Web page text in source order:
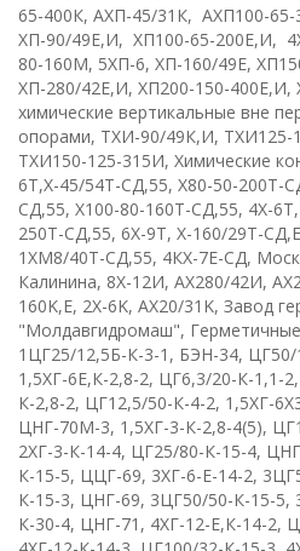
65-400К, АХП-45/31К, АХП100-65-
ХП-90/49Е,И, ХП100-65-200Е,И,
80-160М, 5ХП-6, ХП-160/49Е,
ХП-280/42Е,И, ХП200-150-400Е,И,
химические вертикальные вне
опорами, ТХИ-90/49К,И, ТХИ125-
ТХИ150-125-315И, Химические
6T,Х-45/54Т-СД,55, Х80-50-200Т-
СД,55, Х100-80-160Т-СД,55, 4X-6T,
250Т-СД,55, 6Х-9Т, Х-160/29Т-
1ХМ8/40Т-СД,55, 4КХ-7Е-СД,
Калинина, 8Х-12И, АХ280/42И,
160K,E, 2X-6K, AX20/31 K, Завод
"Молдавгидромаш",
1ЦГ25/12,5Б-К-3-1 , БЭН-34, ЦГ50/
1,5ХГ-6Е,К-2,8-2, ЦГ6,3/20-К-1,1-2,
К-2,8-2, ЦГ12,5/50-К-4-2, 1,5ХГ-
ЦНГ-70М-3, 1,5ХГ-3-К-2,8-4(5),
2ХГ-3-К-14-4, ЦГ25/80-К-15-4,
К-15-5, ЦЦГ-69, 3ХГ-6-Е-14-2,
К-15-3, ЦНГ-69, 3ЦГ50/50-К-15-5,
К-30-4, ЦНГ-71 , 4ХГ-12-Е,К-14-2,